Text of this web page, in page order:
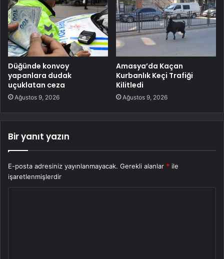
Düğünde konvoy
yapanlara dudak
uçuklatan ceza
Ağustos 9, 2026
Amasya’da Kaçan
Kurbanlık Keçi Trafiği
Kilitledi
Ağustos 9, 2026
Bir yanıt yazın
E-posta adresiniz yayınlanmayacak. Gerekli alanlar * ile
işaretlenmişlerdir